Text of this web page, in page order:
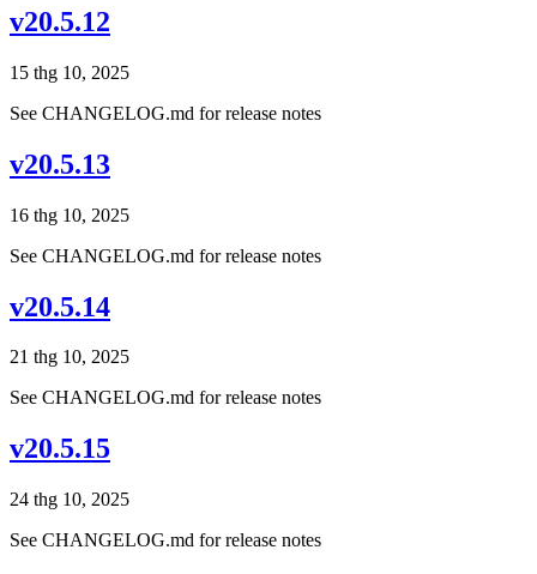
v20.5.12
15 thg 10, 2025
See CHANGELOG.md for release notes
v20.5.13
16 thg 10, 2025
See CHANGELOG.md for release notes
v20.5.14
21 thg 10, 2025
See CHANGELOG.md for release notes
v20.5.15
24 thg 10, 2025
See CHANGELOG.md for release notes